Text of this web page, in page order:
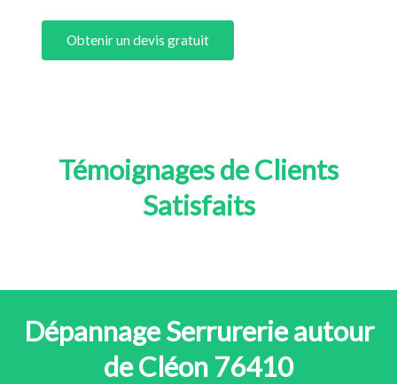
Obtenir un devis gratuit
Témoignages de Clients
Satisfaits
Dépannage Serrurerie autour
de Cléon 76410